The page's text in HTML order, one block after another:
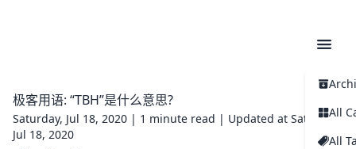
All
All
极客用语: “TBH”是什么意思?
Saturday, Jul 18, 2020 | 1 minute read | Updated at Saturday,
Jul 18, 2020